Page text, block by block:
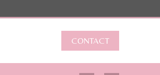
CONTACT